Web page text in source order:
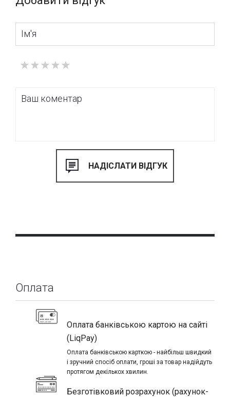
Оплата
Оплата банківською картою на сайті
(LiqPay)
Оплата банківською карткою - найбільш швидкий
і зручний спосіб оплати, гроші за товар надійдуть
протягом декількох хвилин.
Безготівковий розрахунок (рахунок-